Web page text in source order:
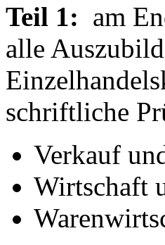
Teil 1: am
alle
schriftliche
Verkauf
Wirtschaft